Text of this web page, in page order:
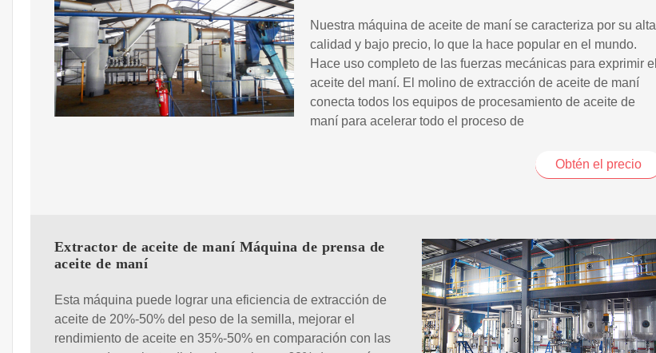
Nuestra máquina de aceite de maní se caracteriza por su alta
calidad y bajo precio, lo que la hace popular en el mundo.
Hace uso completo de las fuerzas mecánicas para exprimir el
aceite del maní. El molino de extracción de aceite de maní
conecta todos los equipos de procesamiento de aceite de
maní para acelerar todo el proceso de
Obtén el precio
Extractor de aceite de maní Máquina de prensa de
aceite de maní
Esta máquina puede lograr una eficiencia de extracción de
aceite de 20%-50% del peso de la semilla, mejorar el
rendimiento de aceite en 35%-50% en comparación con las